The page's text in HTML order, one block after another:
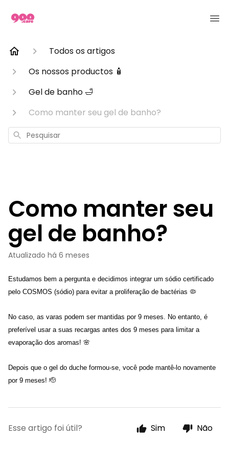
Todos os artigos
Os nossos productos 🧴
Gel de banho 🛁
Como manter seu gel de banho?
Pesquisar
Como manter seu
gel de banho?
Atualizado há 6 meses
Estudamos bem a pergunta e decidimos integrar um sódio certificado
pelo COSMOS (sódio) para evitar a proliferação de bactérias 🦠
No caso, as varas podem ser mantidas por 9 meses. No entanto, é
preferível usar a suas recargas antes dos 9 meses para limitar a
evaporação dos aromas! 🌸
Depois que o gel do duche formou-se, você pode mantê-lo novamente
por 9 meses! 🫡
Esse artigo foi útil? Sim Não